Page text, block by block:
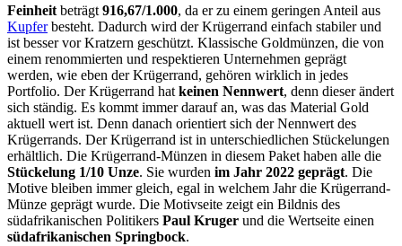
Feinheit beträgt 916,67/1.000, da er zu einem geringen Anteil aus
Kupferbesteht. Dadurch wird der Krügerrand einfach stabiler und
ist besser vor Kratzern geschützt. Klassische Goldmünzen, die von
einem renommierten und respektieren Unternehmen geprägt
werden, wie eben der Krügerrand, gehören wirklich in jedes
Portfolio. Der Krügerrand hat keinen Nennwert, denn dieser ändert
sich ständig. Es kommt immer darauf an, was das Material Gold
aktuell wert ist. Denn danach orientiert sich der Nennwert des
Krügerrands. Der Krügerrand ist in unterschiedlichen Stückelungen
erhältlich. Die Krügerrand-Münzen in diesem Paket haben alle die
Stückelung 1/10 Unze. Sie wurden im Jahr 2022 geprägt. Die
Motive bleiben immer gleich, egal in welchem Jahr die Krügerrand-
Münze geprägt wurde. Die Motivseite zeigt ein Bildnis des
südafrikanischen Politikers Paul Kruger und die Wertseite einen
südafrikanischen Springbock.